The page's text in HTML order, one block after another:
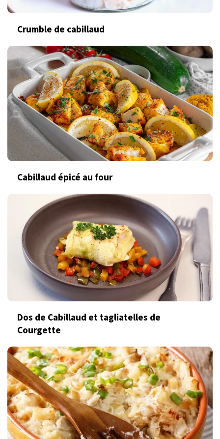
Crumble de cabillaud
Cabillaud épicé au four
Dos de Cabillaud et tagliatelles de
Courgette